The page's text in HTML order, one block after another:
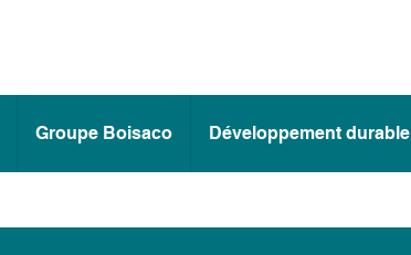
Groupe Boisaco Développement durable